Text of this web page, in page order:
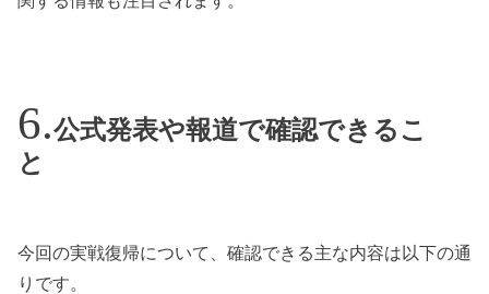
公式発表や報道で確認できるこ
と
今回の実戦復帰について、確認できる主な内容は以下の通
りです。